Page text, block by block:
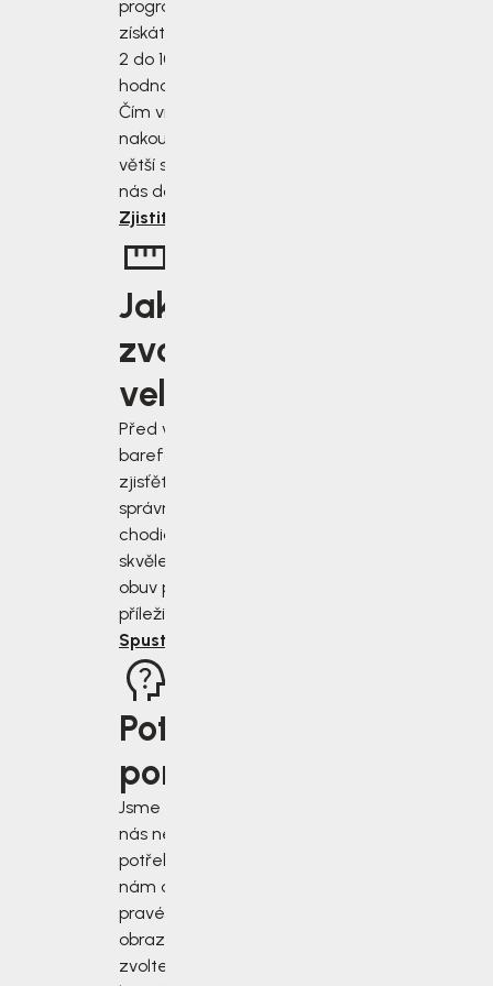
programu
získáte slevu od
2 do 10 % z
hodnoty nákupu.
Čím více
nakoupíte, tím
větší slevu od
nás dostanete.
Zjistit více
Jakou
zvolit
velikost?
Před výběrem
barefoot bot
zjisťěte jak
správně změřit
chodidla a vybrat
skvěle padnoucí
obuv pro každou
příležitost.
Spustit rádce
Potřebujete
poradit?
Jsme tu pro vás, když
nás nejvíce
potřebujete. Napište
nám do chatu v
pravém dolním rohu
obrazovky, nebo
zvolte jiný druh